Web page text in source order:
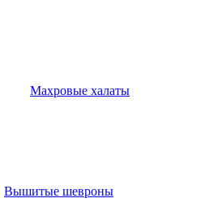
Махровые халаты
Вышитые шевроны